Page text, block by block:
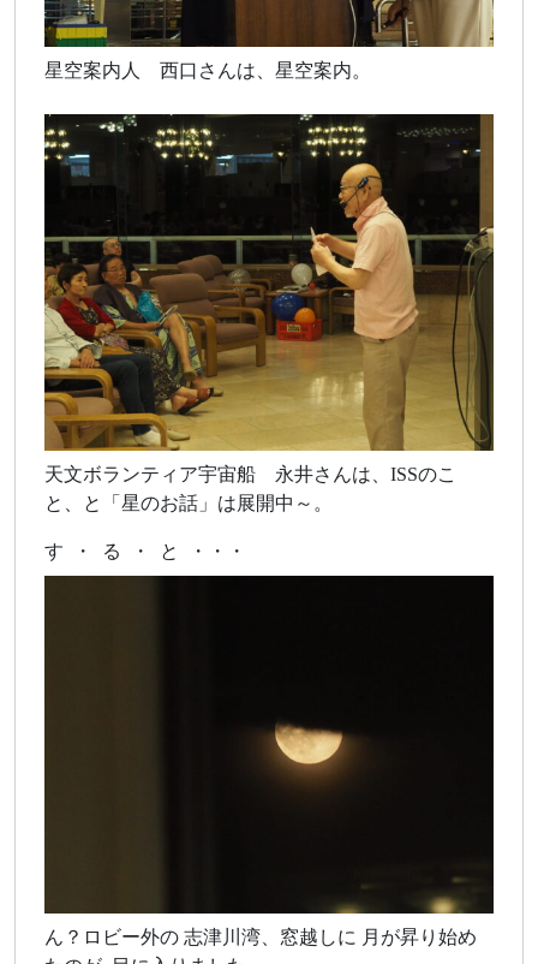
星空案内人 西口さんは、星空案内。
天文ボランティア宇宙船 永井さんは、ISSのこ
と、と「星のお話」は展開中～。
す ・ る ・ と ・・・
ん？ロビー外の 志津川湾、窓越しに 月が昇り始め